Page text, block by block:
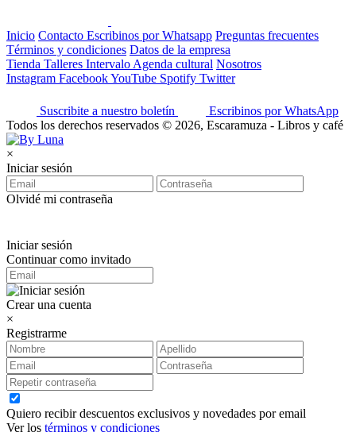
Inicio Contacto Escribinos por Whatsapp Preguntas frecuentes
Términos y condiciones Datos de la empresa
Tienda Talleres Intervalo Agenda cultural Nosotros
Instagram FacebookYouTube Spotify Twitter
Suscribite a nuestro boletín
Escribinos por WhatsApp
Todos los derechos reservados © 2026, Escaramuza - Libros y café
×
Iniciar sesión
Olvidé mi contraseña
Iniciar sesión
Continuar como invitado
Crear una cuenta
×
Registrarme
Quiero recibir descuentos exclusivos y novedades por email
Ver los términos y condiciones